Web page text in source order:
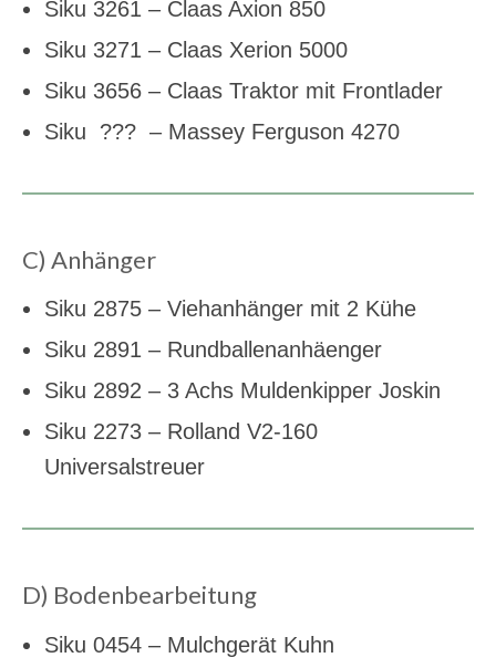
Siku 3261 – Claas Axion 850
Siku 3271 – Claas Xerion 5000
Siku 3656 – Claas Traktor mit Frontlader
Siku ??? – Massey Ferguson 4270
C) Anhänger
Siku 2875 – Viehanhänger mit 2 Kühe
Siku 2891 – Rundballenanhäenger
Siku 2892 – 3 Achs Muldenkipper Joskin
Siku 2273 – Rolland V2-160
Universalstreuer
D) Bodenbearbeitung
Siku 0454 – Mulchgerät Kuhn